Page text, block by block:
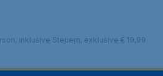
inklusive Steuern, exklusive € 19,99